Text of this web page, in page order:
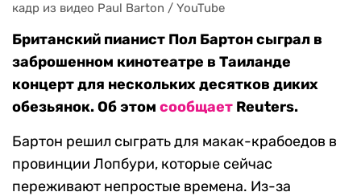
кадр из видео Paul Barton / YouTube
Британский пианист Пол Бартон сыграл в
заброшенном кинотеатре в Таиланде
концерт для нескольких десятков диких
обезьянок. Об этом сообщает Reuters.
Бартон решил сыграть для макак-крабоедов в
провинции Лопбури, которые сейчас
переживают непростые времена. Из-за